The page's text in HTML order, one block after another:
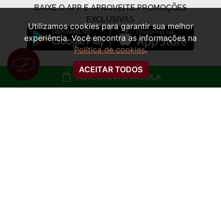
ADICIONAR À SACOLA
Utilizamos cookies para garantir sua melhor
experiência. Você encontra as informações na
Política de cookies.
ACEITAR TODOS